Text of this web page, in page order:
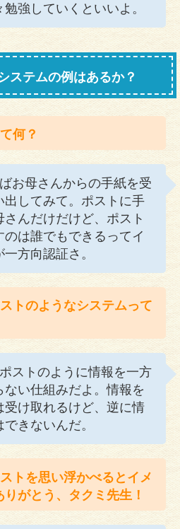
強していくといいよ。
ステムの例はあるか？
何？
お母さんからの手紙を受
出してみて。ポストに手
んだけだけど、ポスト
は誰でもできるってイ
方向認証さ。
トのようなシステムって
ストのように情報を一方
い仕組みだよ。情報を
け取れるけど、逆に情
きないんだ。
トを思い浮かべるとイメ
がとう、タクミ先生！